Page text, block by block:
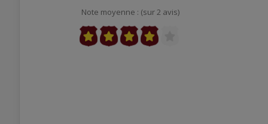
Note moyenne : (sur 2 avis)